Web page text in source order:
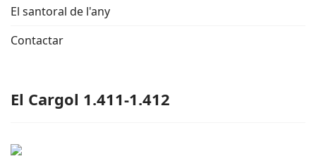
El santoral de l'any
Contactar
El Cargol 1.411-1.412